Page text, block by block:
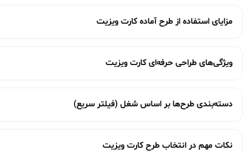
مزایای استفاده از طرح آماده کارت ویزیت
ویژگی‌های طراحی حرفه‌ای کارت ویزیت
دسته‌بندی طرح‌ها بر اساس شغل (فیلتر سریع)
نکات مهم در انتخاب طرح کارت ویزیت